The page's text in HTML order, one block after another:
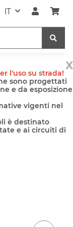
IT
x
l'uso su strada!
sono progettati
e da esposizione
vigenti nel
è destinato
e ai circuiti di